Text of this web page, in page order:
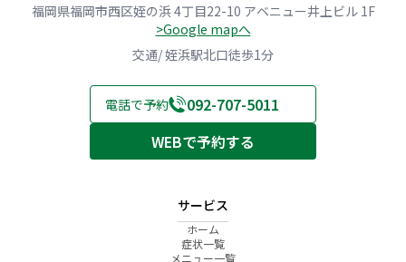
福岡県福岡市西区姪の浜 4丁目22-10 アベニュー井上ビル 1F
>Google mapへ
交通/ 姪浜駅北口徒歩1分
電話で予約
092-707-5011
WEBで予約する
サービス
ホーム
症状一覧
メニュー一覧